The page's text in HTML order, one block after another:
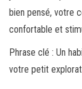
bien pensé, votre
confortable et
Phrase clé : Un
votre petit